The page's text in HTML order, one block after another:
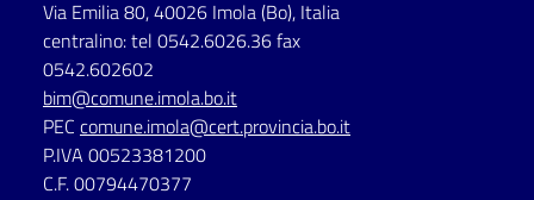
Seguici
su
Via Emilia 80, 40026 Imola (Bo), Italia
centralino: tel 0542.6026.36 fax
0542.602602
bim@comune.imola.bo.it
PEC comune.imola@cert.provincia.bo.it
P.IVA 00523381200
C.F. 00794470377